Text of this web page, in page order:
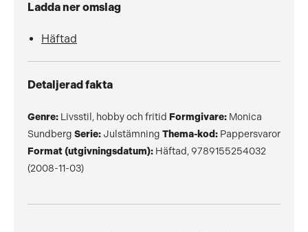
Ladda ner omslag
Häftad
Detaljerad fakta
Genre: Livsstil, hobby och fritid Formgivare: Monica
Sundberg Serie: Julstämning Thema-kod: Pappersvaror
Format (utgivningsdatum): Häftad, 9789155254032
(2008-11-03)